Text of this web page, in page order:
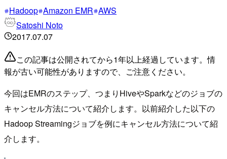
Hadoop Amazon EMR AWS
Satoshi Noto
2017.07.07
この記事は公開されてから1年以上経過しています。情
報が古い可能性がありますので、ご注意ください。
今回はEMRのステップ、つまりHiveやSparkなどのジョブの
キャンセル方法について紹介します。以前紹介した以下の
Hadoop Streamingジョブを例にキャンセル方法について紹
介します。